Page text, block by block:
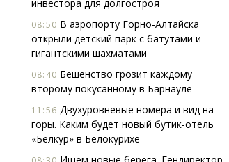
инвестора для долгостроя
08:50 В аэропорту Горно-Алтайска
открыли детский парк с батутами и
гигантскими шахматами
08:40 Бешенство грозит каждому
второму покусанному в Барнауле
11:56 Двухуровневые номера и вид на
горы. Каким будет новый бутик-отель
«Белкур» в Белокурихе